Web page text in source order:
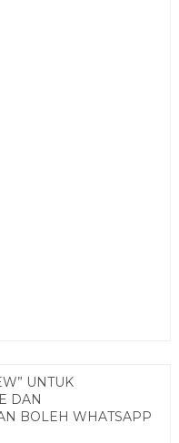
UNTUK
DAN
BOLEH WHATSAPP